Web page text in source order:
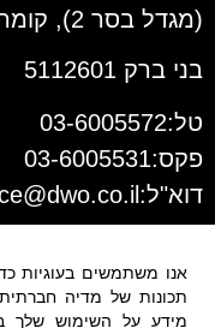
(מגדל בסר 2), קומה 19
בני ברק 5112601
טל:03-6005572
פקס:03-6005531
דוא"ל:
אנו משתמשים בעוגיות
תכונות של מדיה
מידע על השימוש שלך